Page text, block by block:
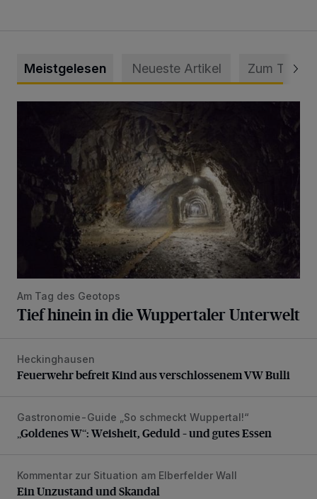
Meistgelesen Neueste Artikel Zum Thema
Am Tag des Geotops
Tief hinein in die Wuppertaler Unterwelt
Feuerwehr befreit Kind aus verschlossenem VW Bulli
Heckinghausen
Feuerwehr befreit Kind aus verschlossenem VW Bulli
„Goldenes W“: Weisheit, Geduld – und gutes Essen
Gastronomie-Guide „So schmeckt Wuppertal!“
„Goldenes W“: Weisheit, Geduld – und gutes Essen
Ein Unzustand und Skandal
Kommentar zur Situation am Elberfelder Wall
Ein Unzustand und Skandal